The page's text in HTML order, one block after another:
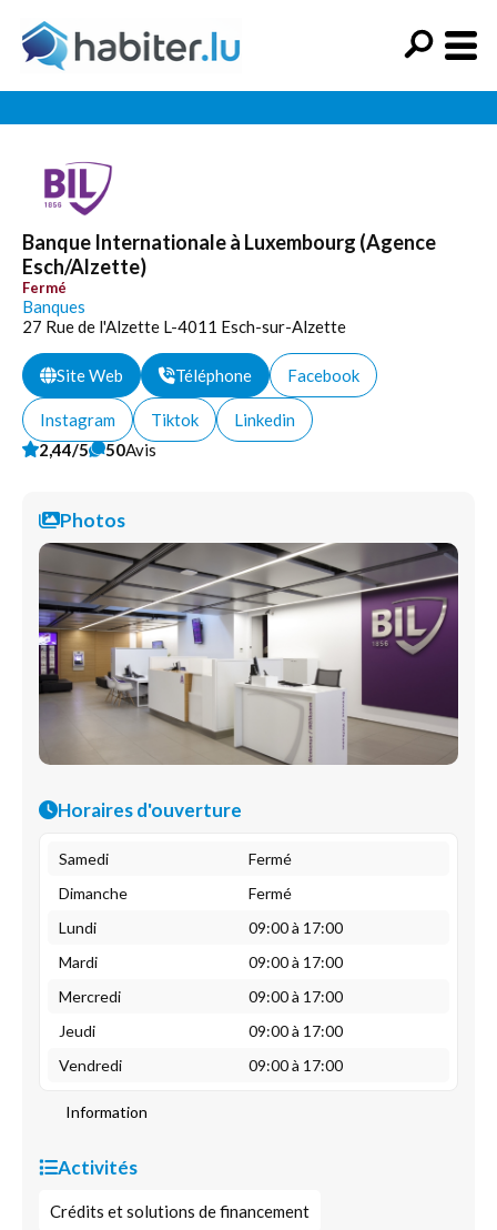
Banque Internationale à Luxembourg (Agence
Esch/Alzette)
Fermé
Banques
27 Rue de l'Alzette L-4011 Esch-sur-Alzette
Site Web Téléphone Facebook
Instagram Tiktok
Linkedin
2,44/5
50Avis
Photos
Horaires d'ouverture
Samedi
Fermé
Dimanche
Fermé
Lundi
09:00 à 17:00
Mardi
09:00 à 17:00
Mercredi
09:00 à 17:00
Jeudi
09:00 à 17:00
Vendredi
09:00 à 17:00
Information
Activités
Crédits et solutions de financement